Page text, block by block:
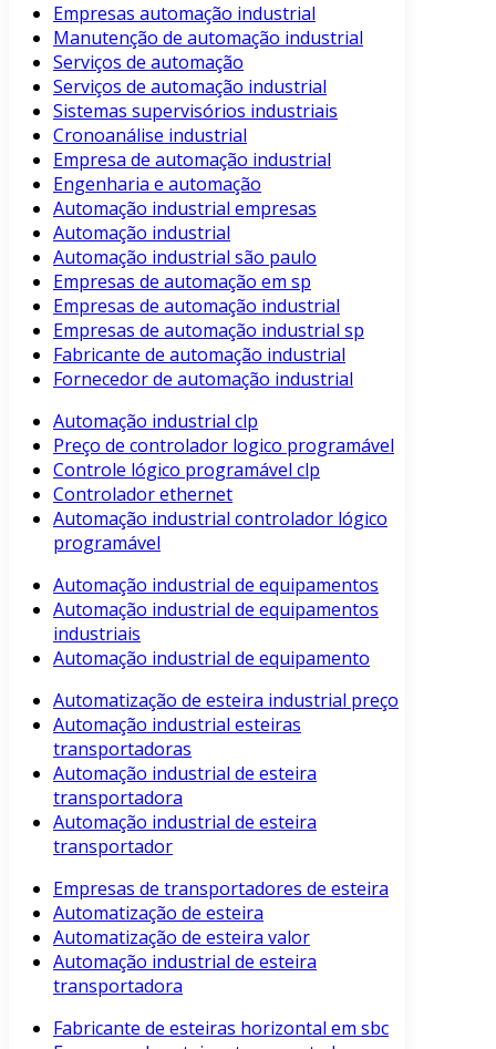
Empresas automação industrial
Manutenção de automação industrial
Serviços de automação
Serviços de automação industrial
Sistemas supervisórios industriais
Cronoanálise industrial
Empresa de automação industrial
Engenharia e automação
Automação industrial empresas
Automação industrial
Automação industrial são paulo
Empresas de automação em sp
Empresas de automação industrial
Empresas de automação industrial sp
Fabricante de automação industrial
Fornecedor de automação industrial
Automação industrial clp
Preço de controlador logico programável
Controle lógico programável clp
Controlador ethernet
Automação industrial controlador lógico
programável
Automação industrial de equipamentos
Automação industrial de equipamentos
industriais
Automação industrial de equipamento
Automatização de esteira industrial preço
Automação industrial esteiras
transportadoras
Automação industrial de esteira
transportadora
Automação industrial de esteira
transportador
Empresas de transportadores de esteira
Automatização de esteira
Automatização de esteira valor
Automação industrial de esteira
transportadora
Fabricante de esteiras horizontal em sbc